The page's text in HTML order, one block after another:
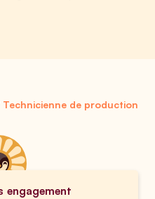
de production
engagement